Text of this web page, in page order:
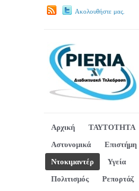
Ακολουθήστε μας.
Αρχική ΤΑΥΤΟΤΗΤΑ
Αστυνομικά
Επιστήμη
Ντοκιμαντέρ
Υγεία
Πολιτισμός
Ρεπορτάζ